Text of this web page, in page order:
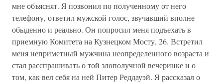
мне объяснят. Я позвонил по полученному от него
телефону, ответил мужской голос, звучавший вполне
обыденно и реально. Он попросил меня подъехать в
приемную Комитета на Кузнецком Мосту, 26. Встретил
меня неприметный мужчина неопределенного возраста и
стал расспрашивать о той злополучной вечеринке и о
том, как вел себя на ней Питер Реддауэй. Я рассказал о